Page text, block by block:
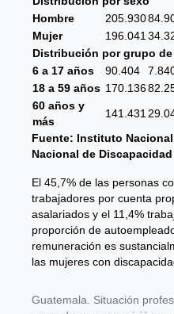
Hombre
205.930
Mujer
196.041
Distribución por grupo de
6 a 17 años
90.404
18 a 59 años 170.136
60 años y
más
141.431
Fuente: Instituto
Nacional de Discapacidad
El 45,7% de las personas
trabajadores por cuenta
asalariados y el 11,4%
proporción de
remuneración es
las mujeres con
Guatemala. Situación